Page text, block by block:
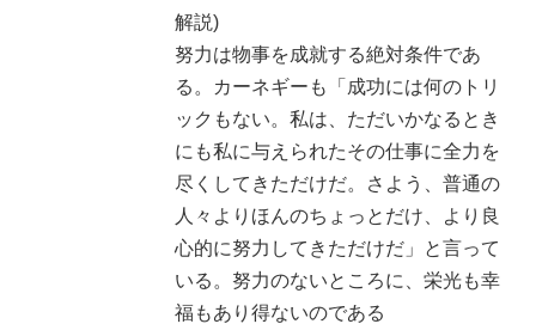
解説)
努力は物事を成就する絶対条件であ
る。カーネギーも「成功には何のトリ
ックもない。私は、ただいかなるとき
にも私に与えられたその仕事に全力を
尽くしてきただけだ。さよう、普通の
人々よりほんのちょっとだけ、より良
心的に努力してきただけだ」と言って
いる。努力のないところに、栄光も幸
福もあり得ないのである